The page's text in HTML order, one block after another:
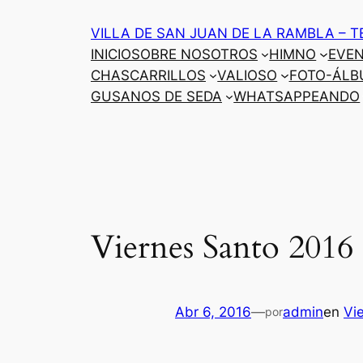
VILLA DE SAN JUAN DE LA RAMBLA –
INICIOSOBRE NOSOTROS HIMNO
CHASCARRILLOS
VALIOSO FOTO-
GUSANOS DE SEDA
WHATSAPPEANDO
Viernes Santo 2016
Abr 6, 2016—poradminen